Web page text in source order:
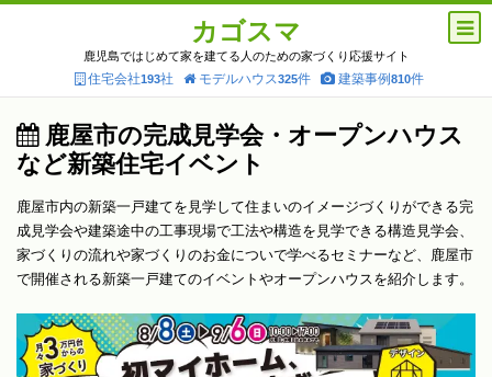
カゴスマ
鹿児島ではじめて家を建てる人のための家づくり応援サイト
住宅会社193社 モデルハウス325件 建築事例810件
鹿屋市の完成見学会・オープンハウス
など新築住宅イベント
鹿屋市内の新築一戸建てを見学して住まいのイメージづくりができる完
成見学会や建築途中の工事現場で工法や構造を見学できる構造見学会、
家づくりの流れや家づくりのお金についで学べるセミナーなど、鹿屋市
で開催される新築一戸建てのイベントやオープンハウスを紹介します。